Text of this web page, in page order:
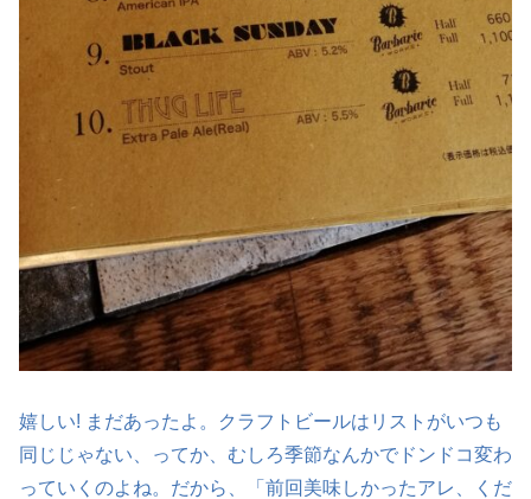
嬉しい! まだあったよ。クラフトビールはリストがいつも
同じじゃない、ってか、むしろ季節なんかでドンドコ変わ
っていくのよね。だから、「前回美味しかったアレ、くだ